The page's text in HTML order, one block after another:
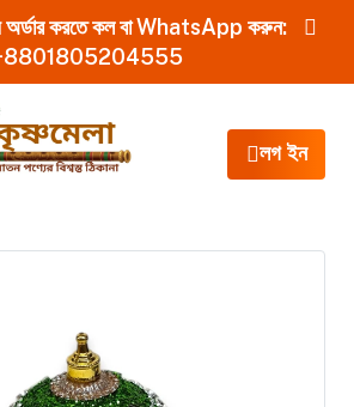
অর্ডার করতে কল বা WhatsApp করুন:
লগ ইন